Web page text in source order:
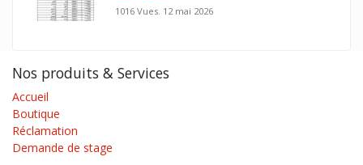
1016 Vues. 12 mai 2026
Nos produits & Services
Accueil
Boutique
Réclamation
Demande de stage